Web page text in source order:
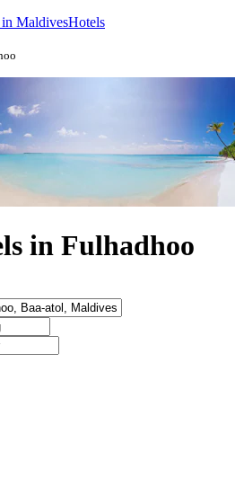
MaldivesHotels
in Fulhadhoo